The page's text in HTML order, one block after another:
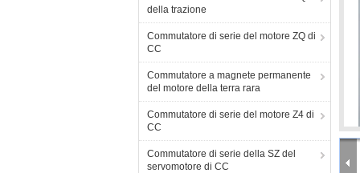
della trazione
Commutatore di serie del motore ZQ di
CC
Commutatore a magnete permanente
del motore della terra rara
Commutatore di serie del motore Z4 di
CC
Commutatore di serie della SZ del
servomotore di CC